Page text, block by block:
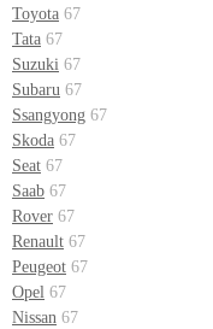
Toyota 67
Tata 67
Suzuki 67
Subaru 67
Ssangyong 67
Skoda 67
Seat 67
Saab 67
Rover 67
Renault 67
Peugeot 67
Opel 67
Nissan 67